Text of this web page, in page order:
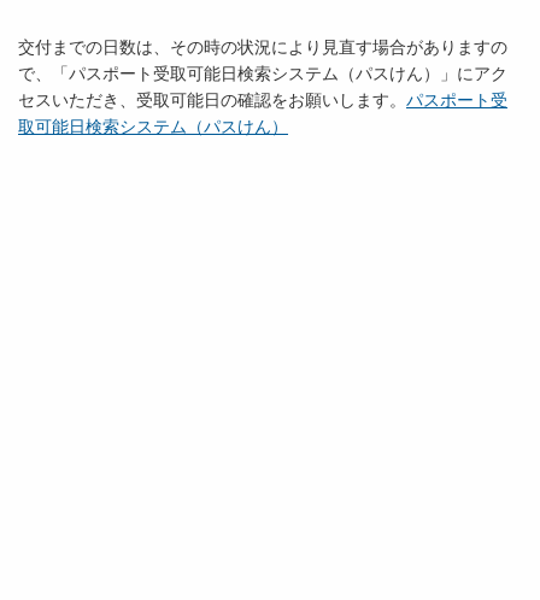
交付までの日数は、その時の状況により見直す場合がありますの
で、「パスポート受取可能日検索システム（パスけん）」にアク
セスいただき、受取可能日の確認をお願いします。 パスポート受
取可能日検索システム（パスけん）